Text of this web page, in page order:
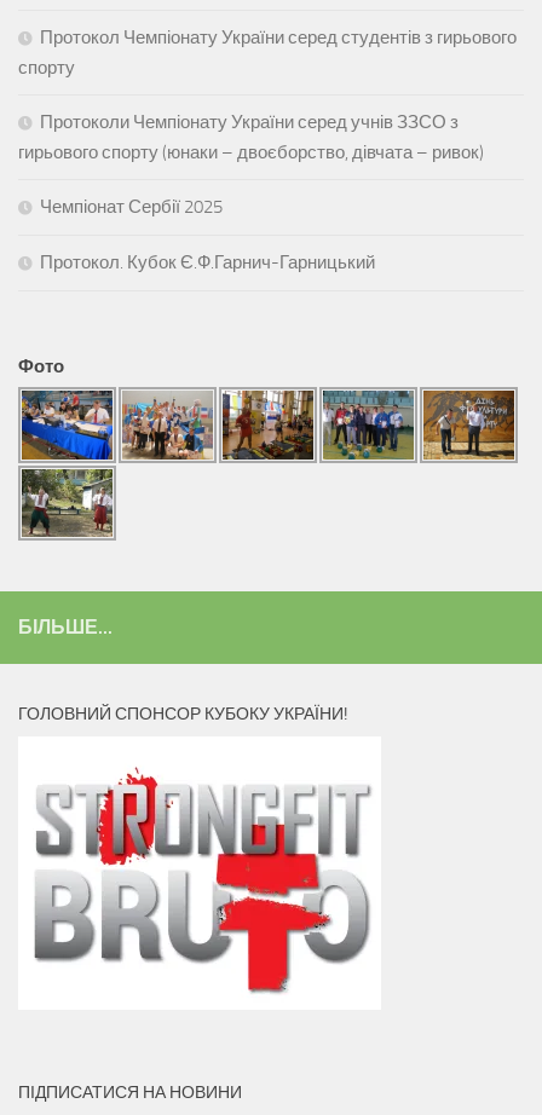
Протокол Чемпіонату України серед студентів з гирьового
спорту
Протоколи Чемпіонату України серед учнів ЗЗСО з
гирьового спорту (юнаки – двоєборство, дівчата – ривок)
Чемпіонат Сербії 2025
Протокол. Кубок Є.Ф.Гарнич-Гарницький
Фото
БІЛЬШЕ...
ГОЛОВНИЙ СПОНСОР КУБОКУ УКРАЇНИ!
ПІДПИСАТИСЯ НА НОВИНИ